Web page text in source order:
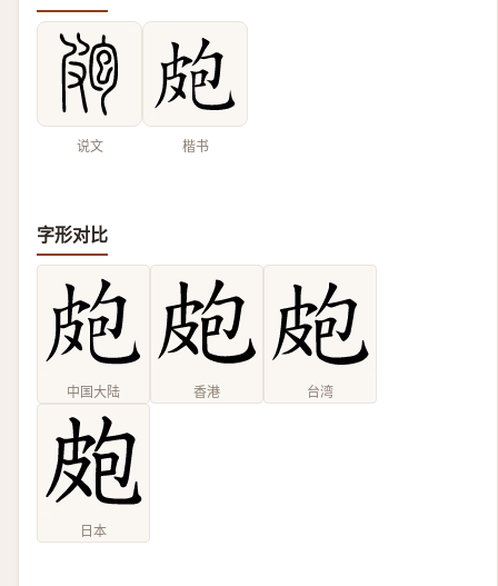
说文 楷书
字形对比
中国大陆 香港 台湾
日本